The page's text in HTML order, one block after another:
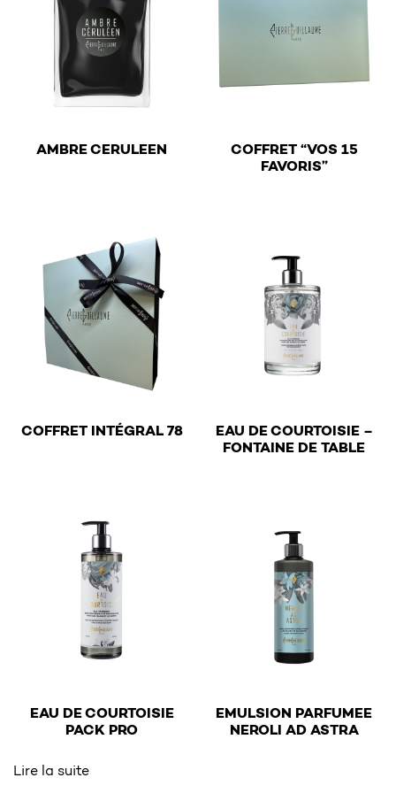
AMBRE CERULEEN
This product has multiple variants. The options may be
COFFRET “VOS 15
FAVORIS”
€
COFFRET INTÉGRAL 78
€
EAU DE COURTOISIE –
FONTAINE DE TABLE
€
EAU DE COURTOISIE
PACK PRO
€
Lire la suite
EMULSION PARFUMEE
NEROLI AD ASTRA
€